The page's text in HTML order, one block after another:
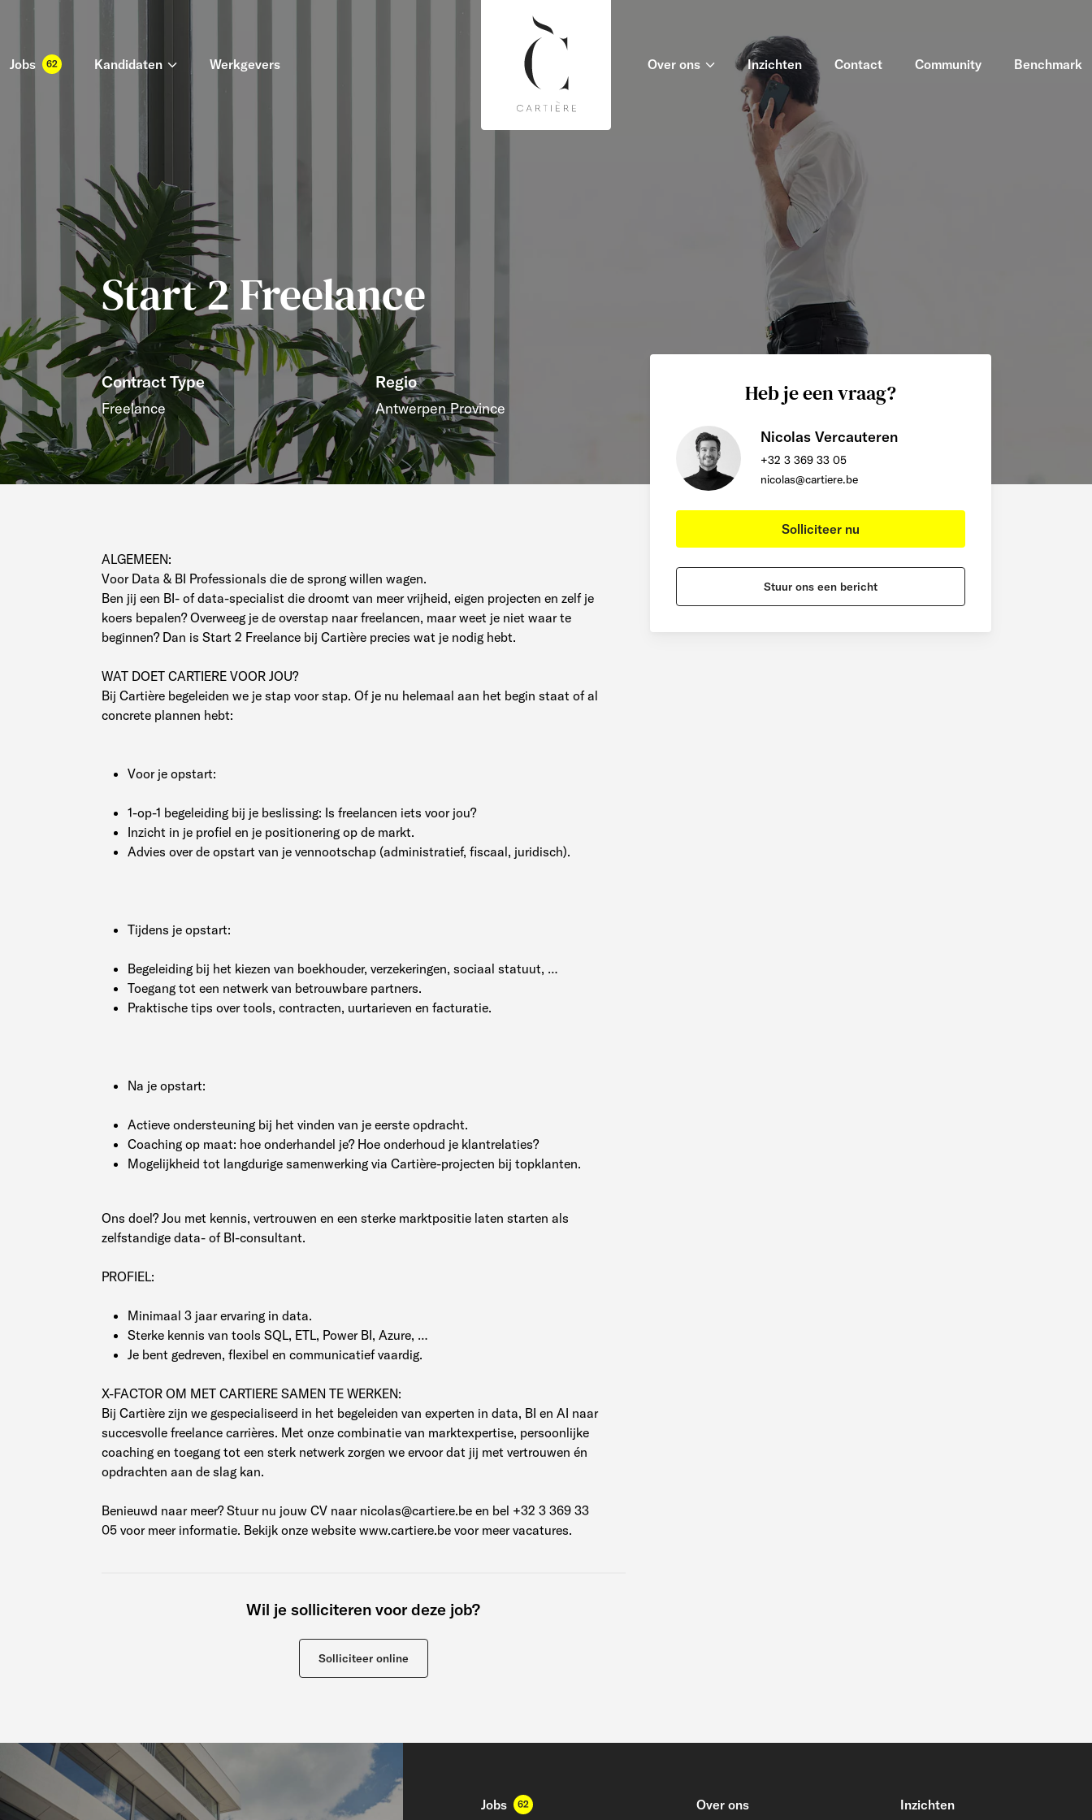
Jobs 62 Kandidaten Werkgevers Over ons Inzichten Contact Community Benchmark
Start 2 Freelance
Contract Type
Freelance
Regio
Antwerpen Province
ALGEMEEN:
Voor Data & BI Professionals die de sprong willen wagen.
Ben jij een BI- of data-specialist die droomt van meer vrijheid, eigen projecten en zelf je
koers bepalen? Overweeg je de overstap naar freelancen, maar weet je niet waar te
beginnen? Dan is Start 2 Freelance bij Cartière precies wat je nodig hebt.
WAT DOET CARTIERE VOOR JOU?
Bij Cartière begeleiden we je stap voor stap. Of je nu helemaal aan het begin staat of al
concrete plannen hebt:
Voor je opstart:
1-op-1 begeleiding bij je beslissing: Is freelancen iets voor jou?
Inzicht in je profiel en je positionering op de markt.
Advies over de opstart van je vennootschap (administratief, fiscaal, juridisch).
Tijdens je opstart:
Begeleiding bij het kiezen van boekhouder, verzekeringen, sociaal statuut, …
Toegang tot een netwerk van betrouwbare partners.
Praktische tips over tools, contracten, uurtarieven en facturatie.
Na je opstart:
Actieve ondersteuning bij het vinden van je eerste opdracht.
Coaching op maat: hoe onderhandel je? Hoe onderhoud je klantrelaties?
Mogelijkheid tot langdurige samenwerking via Cartière-projecten bij topklanten.
Ons doel? Jou met kennis, vertrouwen en een sterke marktpositie laten starten als
zelfstandige data- of BI-consultant.
PROFIEL:
Minimaal 3 jaar ervaring in data.
Sterke kennis van tools SQL, ETL, Power BI, Azure, …
Je bent gedreven, flexibel en communicatief vaardig.
X-FACTOR OM MET CARTIERE SAMEN TE WERKEN:
Bij Cartière zijn we gespecialiseerd in het begeleiden van experten in data, BI en AI naar
succesvolle freelance carrières. Met onze combinatie van marktexpertise, persoonlijke
coaching en toegang tot een sterk netwerk zorgen we ervoor dat jij met vertrouwen én
opdrachten aan de slag kan.
Benieuwd naar meer? Stuur nu jouw CV naar nicolas@cartiere.be en bel +32 3 369 33
05 voor meer informatie. Bekijk onze website www.cartiere.be voor meer vacatures.
Wil je solliciteren voor deze job?
Solliciteer online
Heb je een vraag?
Nicolas Vercauteren
+32 3 369 33 05
nicolas@cartiere.be
Solliciteer nu
Stuur ons een bericht
Jobs 62 Over ons Inzichten